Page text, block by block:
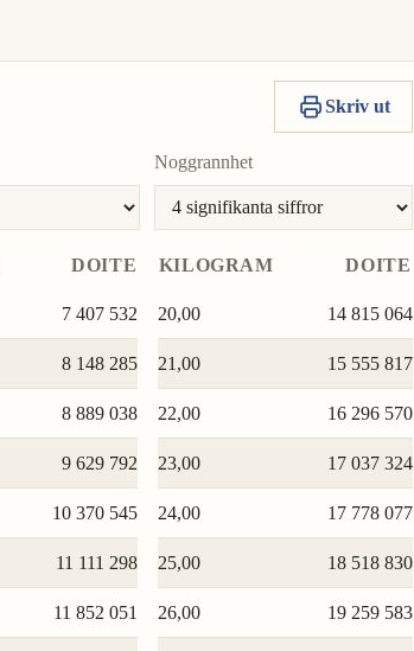
Skriv ut
Noggrannhet
DOITE
7 407 532
8 148 285
8 889 038
9 629 792
10 370 545
11 111 298
11 852 051
KILOGRAM DOITE
20,00 14 815 064
21,00 15 555 817
22,00 16 296 570
23,00 17 037 324
24,00 17 778 077
25,00 18 518 830
26,00 19 259 583